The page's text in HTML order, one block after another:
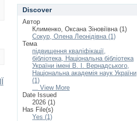
Discover
Автор
Клименко, Оксана Зіновіївна (1)
Сокур, Олена Леонідівна (1)
Тема
підвищення кваліфікації,
бібліотека, Національна бібліотека
України імені В. І. Вернадського,
Національна академія наук України
(1)
... View More
Date Issued
2026 (1)
Has File(s)
Yes (1)